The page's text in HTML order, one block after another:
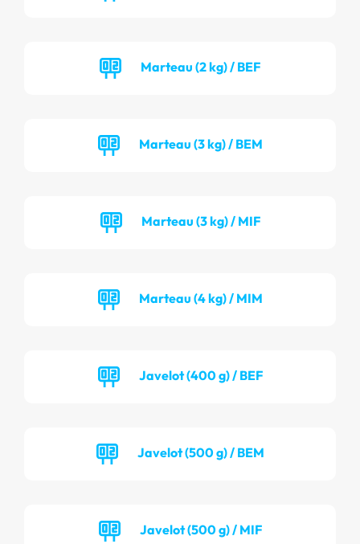
Marteau (2 kg) / BEF
Marteau (3 kg) / BEM
Marteau (3 kg) / MIF
Marteau (4 kg) / MIM
Javelot (400 g) / BEF
Javelot (500 g) / BEM
Javelot (500 g) / MIF